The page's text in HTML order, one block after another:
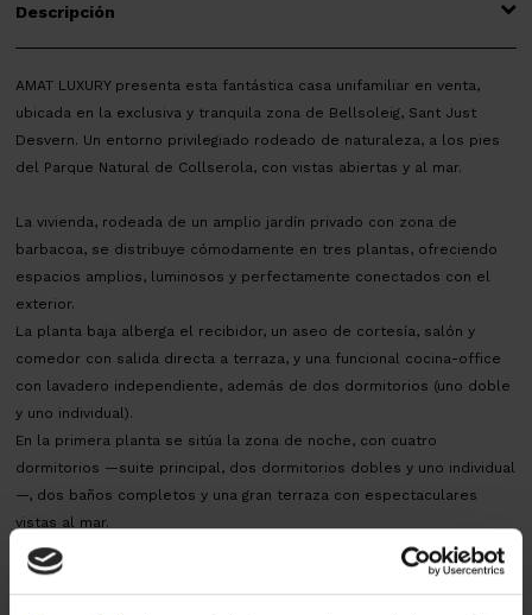
Descripción
AMAT LUXURY presenta esta fantástica casa unifamiliar en venta,
ubicada en la exclusiva y tranquila zona de Bellsoleig, Sant Just
Desvern. Un entorno privilegiado rodeado de naturaleza, a los pies
del Parque Natural de Collserola, con vistas abiertas y al mar.
La vivienda, rodeada de un amplio jardín privado con zona de
barbacoa, se distribuye cómodamente en tres plantas, ofreciendo
espacios amplios, luminosos y perfectamente conectados con el
exterior.
La planta baja alberga el recibidor, un aseo de cortesía, salón y
comedor con salida directa a terraza, y una funcional cocina-office
con lavadero independiente, además de dos dormitorios (uno doble
y uno individual).
En la primera planta se sitúa la zona de noche, con cuatro
dormitorios —suite principal, dos dormitorios dobles y uno individual
—, dos baños completos y una gran terraza con espectaculares
vistas al mar.
A nivel de jardín, la propiedad dispone de garaje con capacidad para
tres vehículos, trastero, baño, altillo y zona de máquinas.